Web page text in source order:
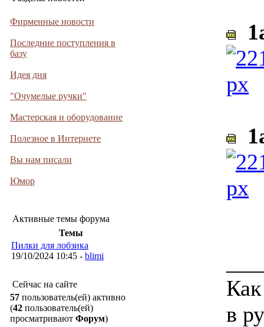
Фирменные новости
Последние поступления в
базу
Идея дня
"Очумелые ручки"
Мастерская и оборудование
Полезное в Интернете
Вы нам писали
Юмор
Активные темы форума
Темы
Пилки для лобзика
19/10/2024 10:45 - blimi
Сейчас на сайте
57 пользователь(ей) активно
(42 пользователь(ей)
просматривают Форум)
в